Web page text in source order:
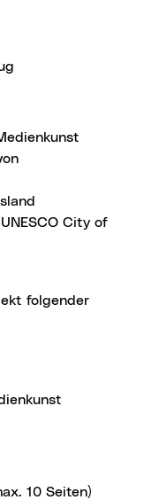
City of
folgender
10 Seiten)